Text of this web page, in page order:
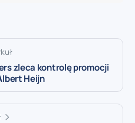
zleca kontrolę promocji
Heijn